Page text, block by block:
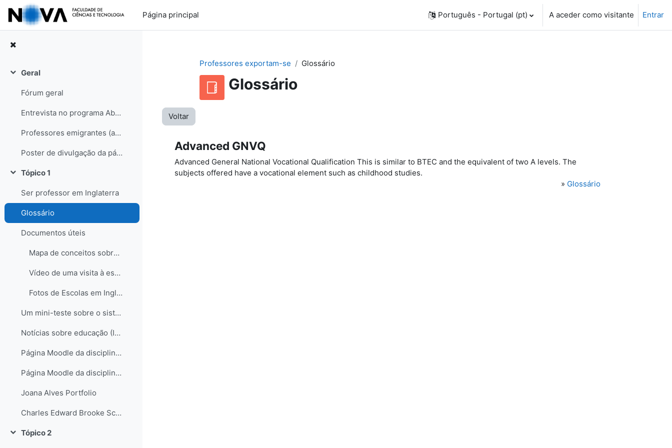
Ir para o conteúdo principal
Página principal
Português - Portugal ‎(pt)‎ A aceder como visitante Entrar
Contrair
Geral
Fórum geral
Entrevista no programa Abraço de Domingo (RDP internacional)
Professores emigrantes (artigo no semanário Sol, edição de 31-05-08)
Poster de divulgação da página
Contrair
Tópico 1
Ser professor em Inglaterra
Glossário
Documentos úteis
Mapa de conceitos sobre o sistema educativo em Inglaterra
Vídeo de uma visita à escola de Hampstead no Reino Unido
Fotos de Escolas em Inglaterra
Um mini-teste sobre o sistema educativo inglês...
Notícias sobre educação (Inglaterra e não só)
Página Moodle da disciplina de Science
Página Moodle da disciplina de Science II
Joana Alves Portfolio
Charles Edward Brooke School Science Departament
Contrair
Tópico 2
Professores exportam-se Glossário
Glossário
Voltar
Advanced GNVQ
Advanced General National Vocational Qualification This is similar to BTEC and the equivalent of two A levels. The
subjects offered have a vocational element such as childhood studies.
» Glossário